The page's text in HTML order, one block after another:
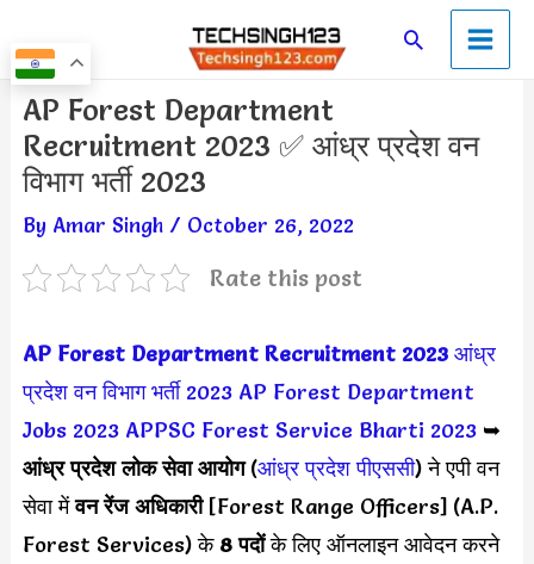
to
content
SearchMain
Menu
AP Forest Department
Recruitment 2023 ✅ आंध्र प्रदेश वन
विभाग भर्ती 2023
By Amar Singh / October 26, 2022
Rate this post
AP Forest Department Recruitment 2023 आंध्र
प्रदेश वन विभाग भर्ती 2023 AP Forest Department
Jobs 2023 APPSC Forest Service Bharti 2023➥
आंध्र प्रदेश लोक सेवा आयोग(आंध्र प्रदेश पीएससी) ने एपी वन
सेवा मेंवन रेंज अधिकारी [Forest Range Officers] (A.P.
Forest Services) के 8 पदोंके लिए ऑनलाइन आवेदन करने
Post
navigation